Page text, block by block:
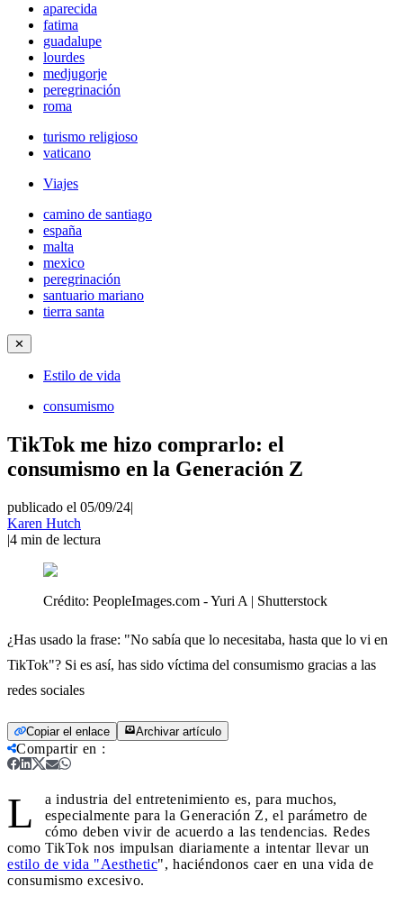
aparecida
fatima
guadalupe
lourdes
medjugorje
peregrinación
roma
turismo religioso
vaticano
Viajes
camino de santiago
españa
malta
mexico
peregrinación
santuario mariano
tierra santa
✕
Estilo de vida
consumismo
TikTok me hizo comprarlo: el
consumismo en la Generación Z
publicado el 05/09/24|
Karen Hutch
|4 min de lectura
Crédito: PeopleImages.com - Yuri A | Shutterstock
¿Has usado la frase: "No sabía que lo necesitaba, hasta que lo vi en
TikTok"? Si es así, has sido víctima del consumismo gracias a las
redes sociales
Copiar el enlace Archivar artículo
Compartir en :
L
a industria del entretenimiento es, para muchos,
especialmente para la Generación Z, el parámetro de
cómo deben vivir de acuerdo a las tendencias. Redes
como TikTok nos impulsan diariamente a intentar llevar un
estilo de vida "Aesthetic", haciéndonos caer en una vida de
consumismo excesivo.